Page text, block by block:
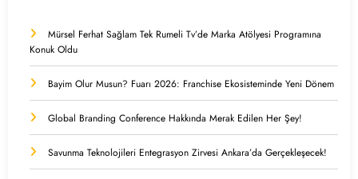
Mürsel Ferhat Sağlam Tek Rumeli Tv’de Marka Atölyesi Programına
Konuk Oldu
Bayim Olur Musun? Fuarı 2026: Franchise Ekosisteminde Yeni Dönem
Global Branding Conference Hakkında Merak Edilen Her Şey!
Savunma Teknolojileri Entegrasyon Zirvesi Ankara’da Gerçekleşecek!